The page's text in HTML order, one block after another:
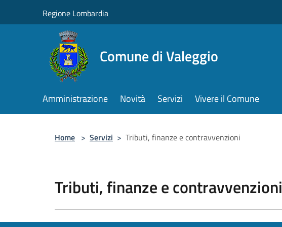
Regione Lombardia
Comune di Valeggio
Amministrazione Novità Servizi Vivere il Comune
Home > Servizi > Tributi, finanze e contravvenzioni
Tributi, finanze e contravvenzioni